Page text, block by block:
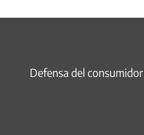
Defensa del consumidor